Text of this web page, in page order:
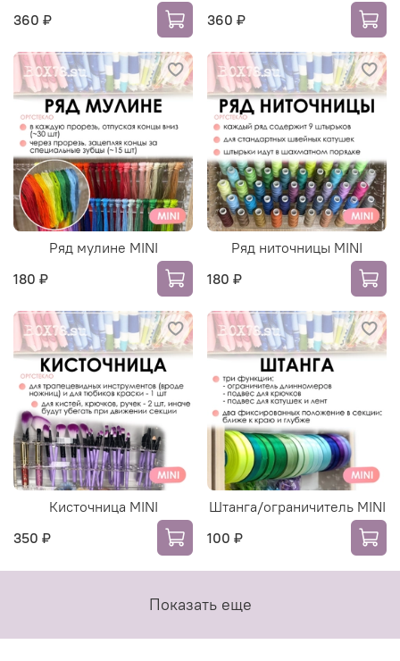
360 ₽ 360 ₽
Ряд мулине MINI
180 ₽
Ряд ниточницы MINI
180 ₽
Кисточница MINI
350 ₽
Штанга/ограничитель MINI
100 ₽
Показать еще